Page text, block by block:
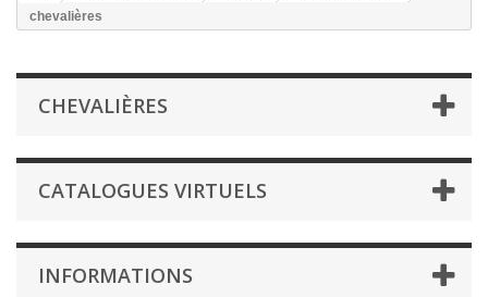
chevalières
CHEVALIÈRES
CATALOGUES VIRTUELS
INFORMATIONS